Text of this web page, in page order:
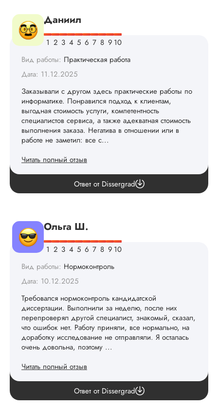
Даниил
Вид работы: Практическая работа
Дата: 11.12.2025
Заказывали с другом здесь практические работы по
информатике. Понравился подход к клиентам,
выгодная стоимость услуги, компетентность
специалистов сервиса, а также адекватная стоимость
выполнения заказа. Негатива в отношении или в
работе не заметил: все с...
Читать полный отзыв
Ответ от Dissergrad
Ольга Ш.
Вид работы: Нормоконтроль
Дата: 10.12.2025
Требовался нормоконтроль кандидатской
диссертации. Выполнили за неделю, после них
перепроверял другой специалист, знакомый, сказал,
что ошибок нет. Работу приняли, все нормально, на
доработку исследование не отправляли. Я осталась
очень довольна, поэтому ...
Читать полный отзыв
Ответ от Dissergrad